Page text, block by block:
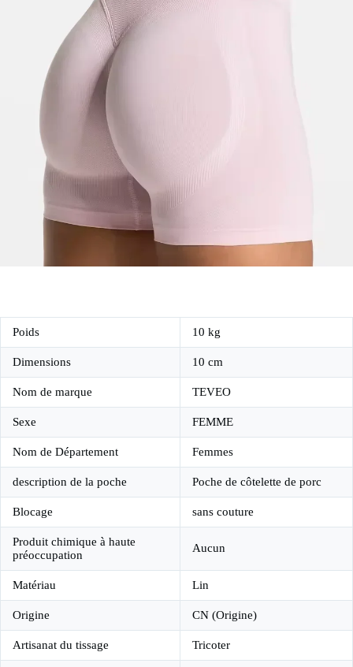
Poids 10 kg
Dimensions 10 cm
Nom de marque TEVEO
Sexe FEMME
Nom de Département Femmes
description de la poche Poche de côtelette de porc
Blocage sans couture
Produit chimique à haute
préoccupation
Aucun
Matériau Lin
Origine CN (Origine)
Artisanat du tissage Tricoter